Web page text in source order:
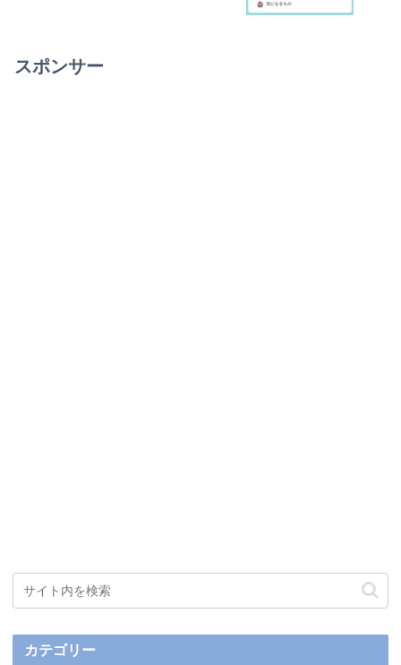
スポンサー
カテゴリー